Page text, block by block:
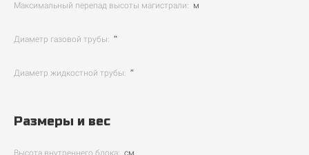
Максимальный перепад высоты магистрали: м
Диаметр газовой трубы: ″
Диаметр жидкостной трубы: ″
Размеры и вес